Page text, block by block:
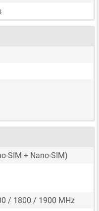
SIM + Nano-SIM)
/ 1800 / 1900 MHz